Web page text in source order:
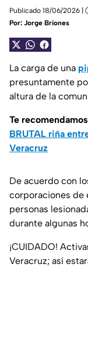
Publicado 18/06/2026 |
Por: Jorge Briones
La carga de una
presuntamente
altura de la
Te
BRUTAL riña
Veracruz
De acuerdo con
corporaciones de
personas
durante algunas
¡CUIDADO!
Veracruz; así